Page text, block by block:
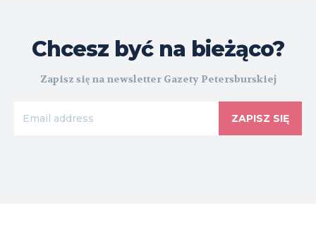
Chcesz być na bieżąco?
Zapisz się na newsletter Gazety Petersburskiej
ZAPISZ SIĘ